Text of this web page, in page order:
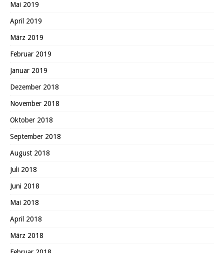
Mai 2019
April 2019
März 2019
Februar 2019
Januar 2019
Dezember 2018
November 2018
Oktober 2018
September 2018
August 2018
Juli 2018
Juni 2018
Mai 2018
April 2018
März 2018